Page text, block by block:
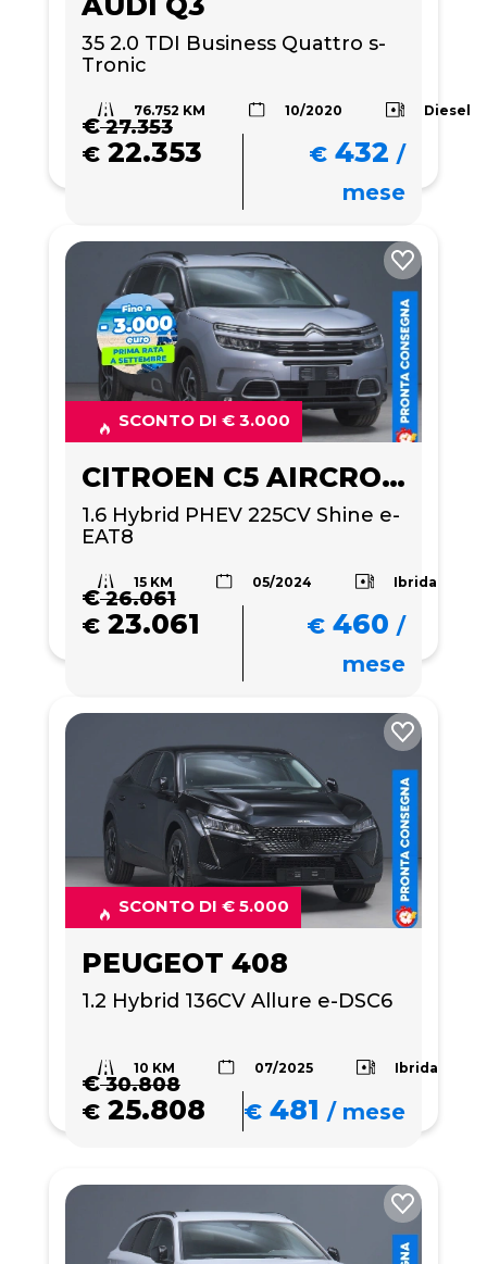
35 2.0 TDI Business Quattro s-
Tronic
76.752 KM 10/2020 Diesel
€27.353
€ 22.353 € 432 /
mese
SCONTO DI € 3.000
CITROEN C5 AIRCROSS
1.6 Hybrid PHEV 225CV Shine e-
EAT8
15 KM 05/2024 Ibrida
€26.061
€ 23.061 € 460 /
mese
SCONTO DI € 5.000
PEUGEOT 408
1.2 Hybrid 136CV Allure e-DSC6
10 KM 07/2025 Ibrida
€30.808
€ 25.808 € 481 /mese